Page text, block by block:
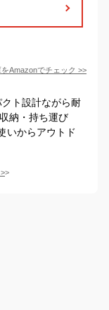
Amazonでチェック >>
ト設計ながら耐
納・持ち運び
いからアウトド
>